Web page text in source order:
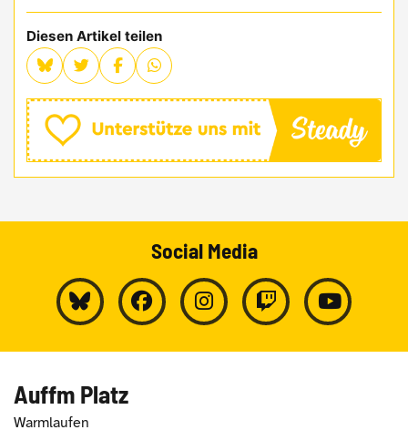
Diesen Artikel teilen
Social Media
Auffm Platz
Warmlaufen